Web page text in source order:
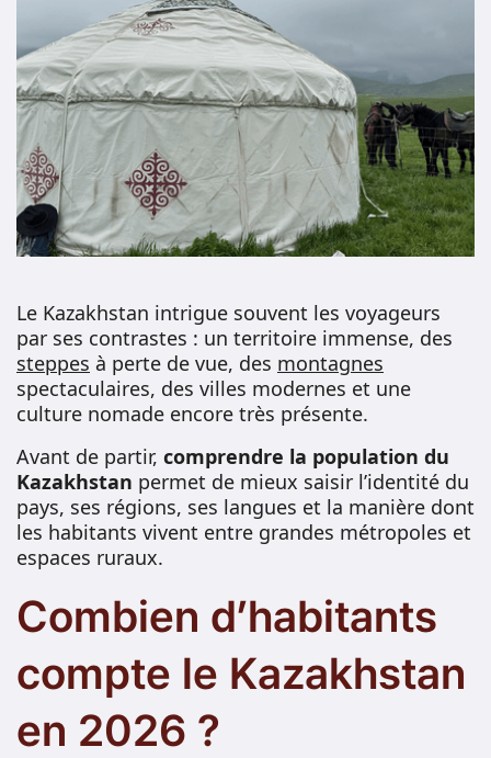
Le Kazakhstan intrigue souvent les voyageurs
par ses contrastes : un territoire immense, des
steppes à perte de vue, des montagnes
spectaculaires, des villes modernes et une
culture nomade encore très présente.
Avant de partir, comprendre la population du
Kazakhstan permet de mieux saisir l’identité du
pays, ses régions, ses langues et la manière dont
les habitants vivent entre grandes métropoles et
espaces ruraux.
Combien d’habitants
compte le Kazakhstan
en 2026 ?